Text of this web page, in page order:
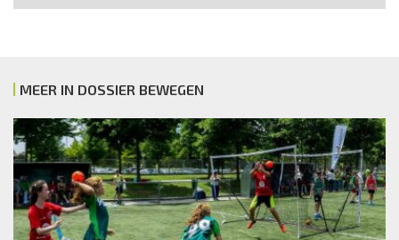
MEER IN DOSSIER BEWEGEN